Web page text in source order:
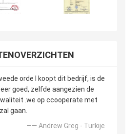
orde l koopt dit bedrijf, is de
goed, zelfde aangezien de
.we op ccooperate met
gaan.
—— Andrew Greg - Turkije